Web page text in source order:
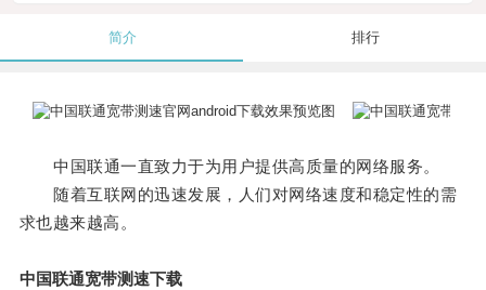
简介 排行
中国联通一直致力于为用户提供高质量的网络服务。
随着互联网的迅速发展，人们对网络速度和稳定性的需
求也越来越高。
中国联通宽带测速下载